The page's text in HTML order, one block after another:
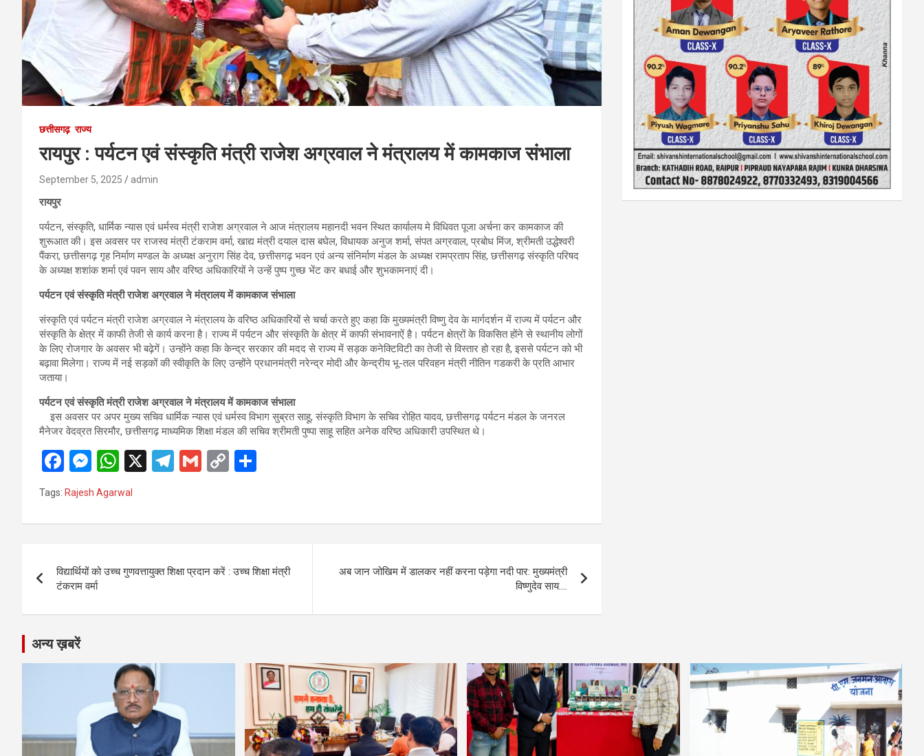
छत्तीसगढ़ राज्य
रायपुर : पर्यटन एवं संस्कृति मंत्री राजेश अग्रवाल ने मंत्रालय में कामकाज संभाला
September 5, 2025 admin
रायपुर
पर्यटन, संस्कृति, धार्मिक न्यास एवं धर्मस्व मंत्री राजेश अग्रवाल ने आज मंत्रालय महानदी भवन स्थित कार्यालय मे विधिवत पूजा अर्चना कर कामकाज की
शुरूआत की। इस अवसर पर राजस्व मंत्री टंकराम वर्मा, खाद्य मंत्री दयाल दास बघेल, विधायक अनुज शर्मा, संपत अग्रवाल, प्रबोध मिंज, श्रीमती उद्धेश्वरी
पैंकरा, छत्तीसगढ़ गृह निर्माण मण्डल के अध्यक्ष अनुराग सिंह देव, छत्तीसगढ़ भवन एवं अन्य संनिर्माण मंडल के अध्यक्ष रामप्रताप सिंह, छत्तीसगढ़ संस्कृति परिषद
के अध्यक्ष शशांक शर्मा एवं पवन साय और वरिष्ठ अधिकारियों ने उन्हें पुष्प गुच्छ भेंट कर बधाई और शुभकामनाएं दी।
पर्यटन एवं संस्कृति मंत्री राजेश अग्रवाल ने मंत्रालय में कामकाज संभाला
संस्कृति एवं पर्यटन मंत्री राजेश अग्रवाल ने मंत्रालय के वरिष्ठ अधिकारियों से चर्चा करते हुए कहा कि मुख्यमंत्री विष्णु देव के मार्गदर्शन में राज्य में पर्यटन और
संस्कृति के क्षेत्र में काफी तेजी से कार्य करना है। राज्य में पर्यटन और संस्कृति के क्षेत्र में काफी संभावनाऐं है। पर्यटन क्षेत्रों के विकसित होंने से स्थानीय लोगों
के लिए रोजगार के अवसर भी बढ़ेगें। उन्होंने कहा कि केन्द्र सरकार की मदद से राज्य में सड़क कनेक्टिविटी का तेजी से विस्तार हो रहा है, इससे पर्यटन को भी
बढ़ावा मिलेगा। राज्य में नई सड़कों की स्वीकृति के लिए उन्होंने प्रधानमंत्री नरेन्द्र मोदी और केन्द्रीय भू-तल परिवहन मंत्री नीतिन गडकरी के प्रति आभार
जताया।
पर्यटन एवं संस्कृति मंत्री राजेश अग्रवाल ने मंत्रालय में कामकाज संभाला
इस अवसर पर अपर मुख्य सचिव धार्मिक न्यास एवं धर्मस्व विभाग सुब्रत साहू, संस्कृति विभाग के सचिव रोहित यादव, छत्तीसगढ़ पर्यटन मंडल के जनरल
मैनेजर वेदव्रत सिरमौर, छत्तीसगढ़ माध्यमिक शिक्षा मंडल की सचिव श्रीमती पुष्पा साहू सहित अनेक वरिष्ठ अधिकारी उपस्थित थे।
F
a
ce
b
o
k
M
es
se
n
er
W
at
s
p
X
T
gr
m
G
C
Li
k
e
Tags: Rajesh Agarwal
navigation
विद्यार्थियों को उच्च गुणवत्तायुक्त शिक्षा प्रदान करें : उच्च शिक्षा मंत्री
टंकराम वर्मा
अब जान जोखिम में डालकर नहीं करना पड़ेगा नदी पार: मुख्यमंत्री
विष्णुदेव साय….
अन्य ख़बरें